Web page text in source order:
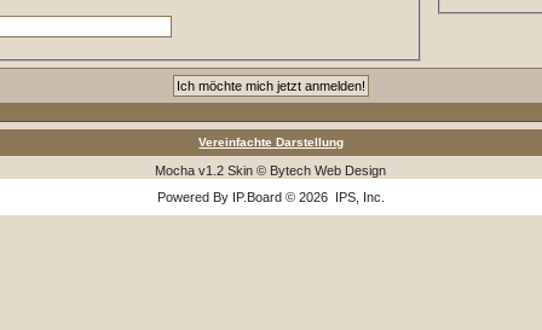
Vereinfachte Darstellung
Mocha v1.2 Skin © Bytech Web Design
Powered By IP.Board© 2026 IPS, Inc